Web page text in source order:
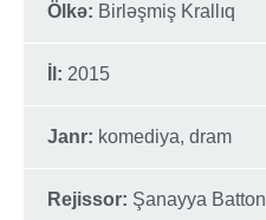
Ölkə: Birləşmiş Krallıq
İl: 2015
Janr: komediya, dram
Rejissor: Şanayya Batton